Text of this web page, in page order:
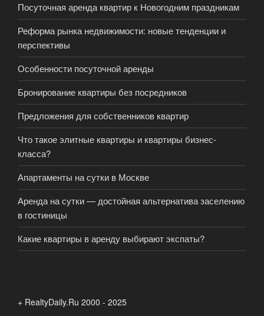
Посуточная аренда квартир к Новогодним праздникам
Реформа рынка недвижимости: новые тенденции и
перспективы
Особенности посуточной аренды
Бронирование квартиры без посредников
Предложения для собственников квартир
Что такое элитные квартиры и квартиры бизнес-
класса?
Апартаменты на сутки в Москве
Аренда на сутки — достойная альтернатива заселению
в гостиницы
Какие квартиры в аренду выбирают экспаты?
+ RealtyDaily.Ru 2000 - 2025